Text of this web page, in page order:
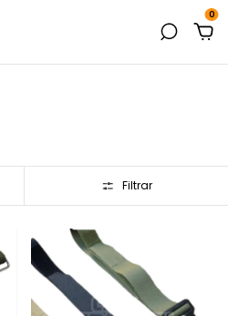
0
Filtrar